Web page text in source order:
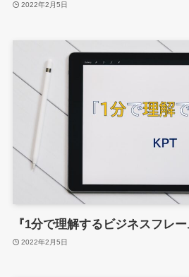
2022年2月5日
『1分で理解するビジネスフレ
2022年2月5日